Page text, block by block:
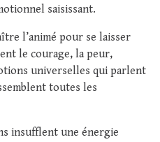
saisissant.
l’animé pour se laisser
le courage, la peur,
universelles qui parlent
toutes les
insufflent une énergie